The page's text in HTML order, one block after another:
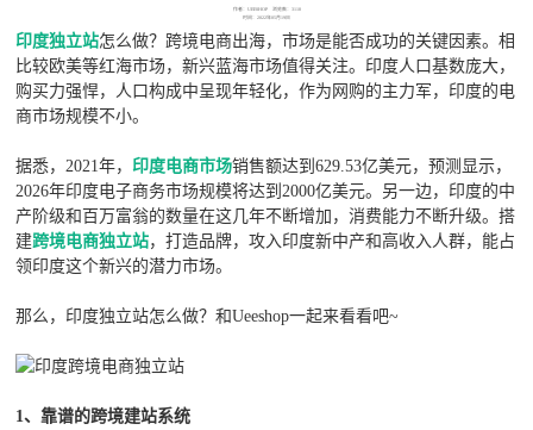
作者：UEESHOP 浏览数：3118
时间：2022年05月19日
印度独立站怎么做？跨境电商出海，市场是能否成功的关键因素。相
比较欧美等红海市场，新兴蓝海市场值得关注。印度人口基数庞大，
购买力强悍，人口构成中呈现年轻化，作为网购的主力军，印度的电
商市场规模不小。
据悉，2021年，印度电商市场销售额达到629.53亿美元，预测显示，
2026年印度电子商务市场规模将达到2000亿美元。另一边，印度的中
产阶级和百万富翁的数量在这几年不断增加，消费能力不断升级。搭
建跨境电商独立站，打造品牌，攻入印度新中产和高收入人群，能占
领印度这个新兴的潜力市场。
那么，印度独立站怎么做？和Ueeshop一起来看看吧~
1、靠谱的跨境建站系统